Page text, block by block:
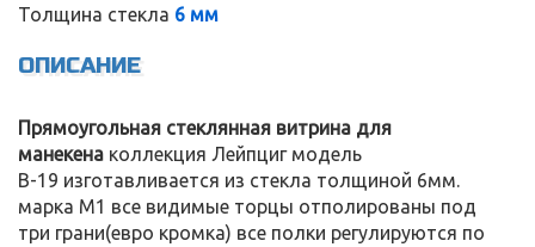
Толщина стекла 6 мм
ОПИСАНИЕ
Прямоугольная стеклянная витрина для
манекена коллекция Лейпциг модель
В-19 изготавливается из стекла толщиной 6мм.
марка М1 все видимые торцы отполированы под
три грани(евро кромка) все полки регулируются по